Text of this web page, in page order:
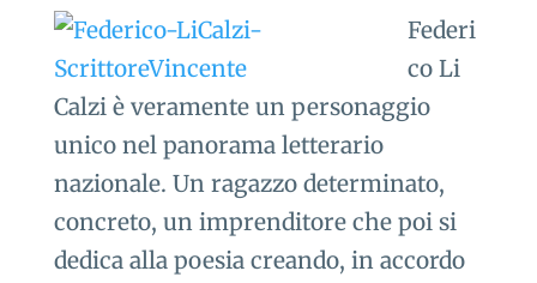
Federi
co Li
Calzi è veramente un personaggio
unico nel panorama letterario
nazionale. Un ragazzo determinato,
concreto, un imprenditore che poi si
dedica alla poesia creando, in accordo